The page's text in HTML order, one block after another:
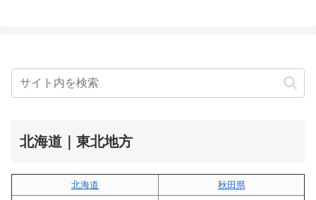
北海道｜東北地方
北海道
秋田県